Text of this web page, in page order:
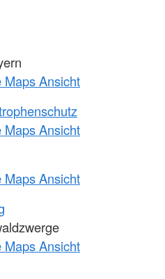
Maps Ansicht
Maps Ansicht
Maps Ansicht
Maps Ansicht